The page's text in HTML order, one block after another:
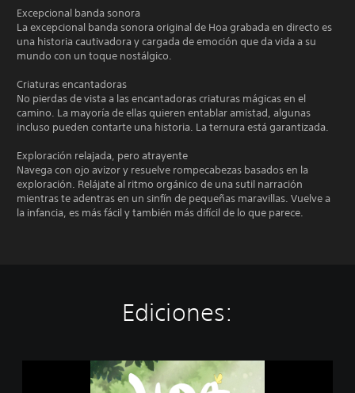
Excepcional banda sonora
La excepcional banda sonora original de Hoa grabada en directo es
una historia cautivadora y cargada de emoción que da vida a su
mundo con un toque nostálgico.
Criaturas encantadoras
No pierdas de vista a las encantadoras criaturas mágicas en el
camino. La mayoría de ellas quieren entablar amistad, algunas
incluso pueden contarte una historia. La ternura está garantizada.
Exploración relajada, pero atrayente
Navega con ojo avizor y resuelve rompecabezas basados en la
exploración. Relájate al ritmo orgánico de una sutil narración
mientras te adentras en un sinfín de pequeñas maravillas. Vuelve a
la infancia, es más fácil y también más difícil de lo que parece.
Ediciones: